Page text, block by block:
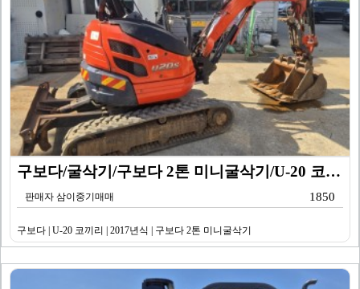
구보다/굴삭기/구보다 2톤 미니굴삭기/U-20 코끼리/…
판매자 삼이중기매매 1850
구보다 | U-20 코끼리 | 2017년식 | 구보다 2톤 미니굴삭기